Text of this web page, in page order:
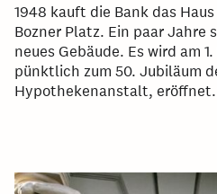
1948 kauft die Bank das
Bozner Platz. Ein paar Jahre
neues Gebäude. Es wird am 1.
pünktlich zum 50. Jubiläum
Hypothekenanstalt, eröffnet.